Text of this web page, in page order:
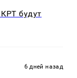
будут
6 дней назад